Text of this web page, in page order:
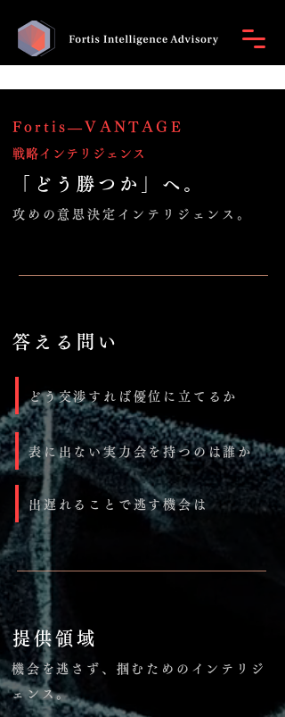
Fortis―VANTAGE
戦略インテリジェンス
「どう勝つか」へ。
攻めの意思決定インテリジェンス。
答える問い
どう交渉すれば優位に立てるか
表に出ない実力会を持つのは誰か
出遅れることで逃す機会は
提供領域
機会を逃さず、掴むためのインテリジ
ェンス。